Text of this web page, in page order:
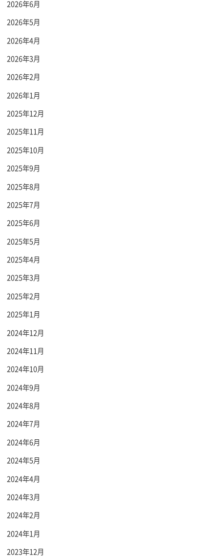
2026年6月
2026年5月
2026年4月
2026年3月
2026年2月
2026年1月
2025年12月
2025年11月
2025年10月
2025年9月
2025年8月
2025年7月
2025年6月
2025年5月
2025年4月
2025年3月
2025年2月
2025年1月
2024年12月
2024年11月
2024年10月
2024年9月
2024年8月
2024年7月
2024年6月
2024年5月
2024年4月
2024年3月
2024年2月
2024年1月
2023年12月